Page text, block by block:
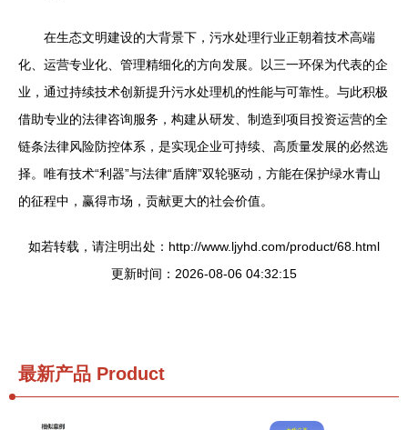
在生态文明建设的大背景下，污水处理行业正朝着技术高端
化、运营专业化、管理精细化的方向发展。以三一环保为代表的企
业，通过持续技术创新提升污水处理机的性能与可靠性。与此积极
借助专业的法律咨询服务，构建从研发、制造到项目投资运营的全
链条法律风险防控体系，是实现企业可持续、高质量发展的必然选
择。唯有技术“利器”与法律“盾牌”双轮驱动，方能在保护绿水青山
的征程中，赢得市场，贡献更大的社会价值。
如若转载，请注明出处：http://www.ljyhd.com/product/68.html
更新时间：2026-08-06 04:32:15
最新产品 Product